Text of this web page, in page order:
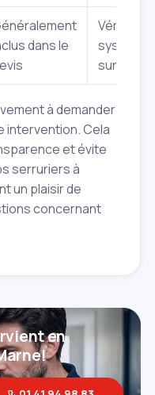
dans le
Vérifier
sur le
à demander
intervention. Cela
et évite
serruriers à
un plaisir de
concernant
en